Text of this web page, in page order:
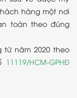
hàng một nơi
toàn theo đúng
từ năm 2020 theo
11119/HCM-GPHĐ